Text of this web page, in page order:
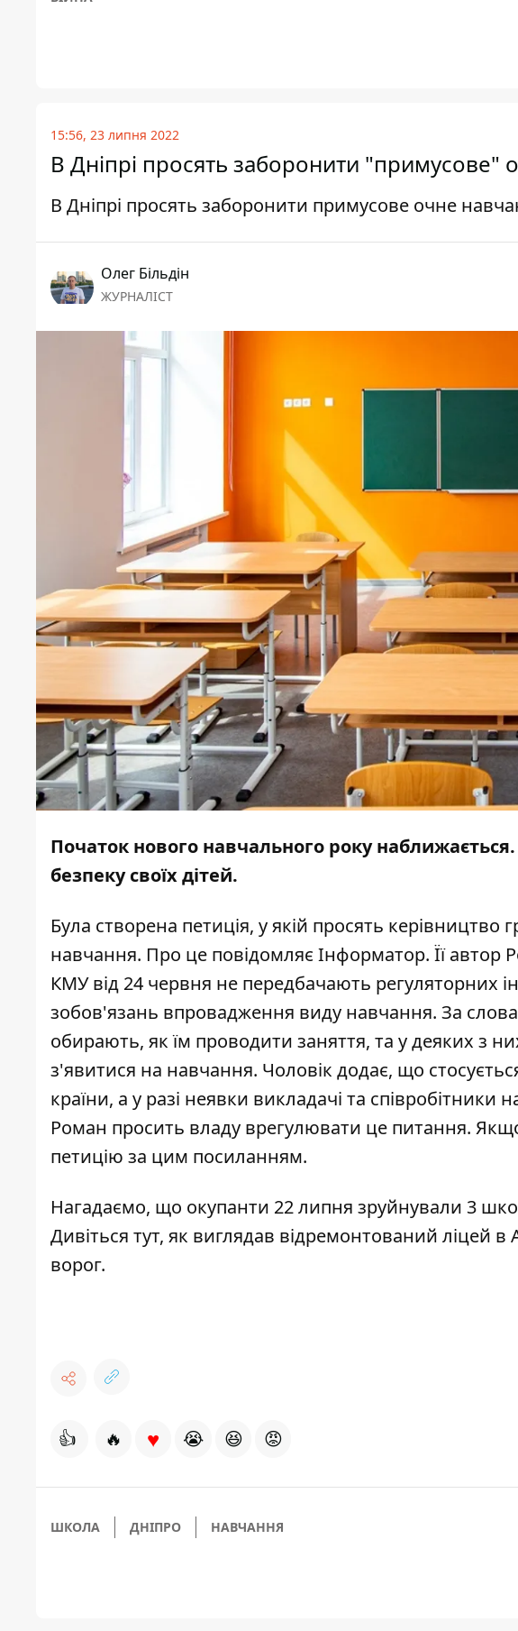
15:56, 23 липня 2022
В Дніпрі просять заборонити "примусове"
В Дніпрі просять заборонити примусове очне
Олег Більдін
ЖУРНАЛІСТ
Початок нового навчального року
безпеку своїх дітей.
Була створена петиція, у якій просять
навчання. Про це повідомляє Інформатор. Її
КМУ від 24 червня не передбачають регуляторних
зобов'язань впровадження виду навчання. За
обирають, як їм проводити заняття, та у деяких з
з'явитися на навчання. Чоловік додає, що
країни, а у разі неявки викладачі та
Роман просить владу врегулювати це питання.
петицію за цим посиланням.
Нагадаємо, що окупанти 22 липня зруйнували 3
Дивіться тут, як виглядав відремонтований ліцей
ворог.
👍 🔥 ♥ 😭 😆 😡
ШКОЛА ДНІПРО НАВЧАННЯ